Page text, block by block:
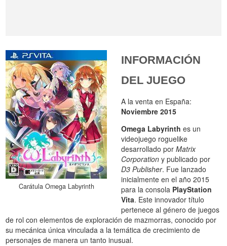
Carátula Omega Labyrinth
INFORMACIÓN
DEL JUEGO
A la venta en España:
Noviembre 2015
Omega Labyrinth es un
videojuego roguelike
desarrollado porMatrix
Corporation y publicado por
D3 Publisher. Fue lanzado
inicialmente en el año 2015
para la consola PlayStation
Vita. Este innovador título
pertenece al género de juegos
de rol con elementos de exploración de mazmorras, conocido por
su mecánica única vinculada a la temática de crecimiento de
personajes de manera un tanto inusual.